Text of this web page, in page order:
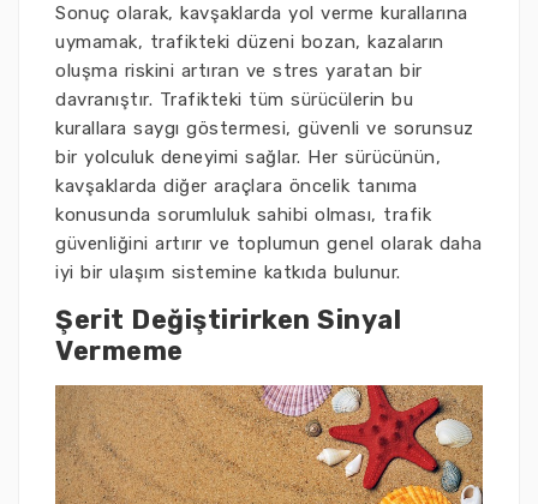
Sonuç olarak, kavşaklarda yol verme kurallarına
uymamak, trafikteki düzeni bozan, kazaların
oluşma riskini artıran ve stres yaratan bir
davranıştır. Trafikteki tüm sürücülerin bu
kurallara saygı göstermesi, güvenli ve sorunsuz
bir yolculuk deneyimi sağlar. Her sürücünün,
kavşaklarda diğer araçlara öncelik tanıma
konusunda sorumluluk sahibi olması, trafik
güvenliğini artırır ve toplumun genel olarak daha
iyi bir ulaşım sistemine katkıda bulunur.
Şerit Değiştirirken Sinyal
Vermeme